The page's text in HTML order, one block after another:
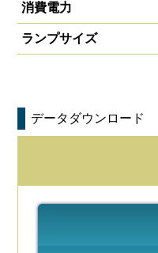
消費電力
ランプサイズ
データダウンロード